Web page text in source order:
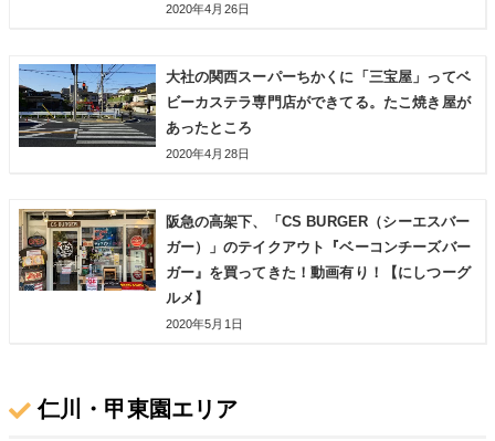
2020年4月26日
大社の関西スーパーちかくに「三宝屋」ってベ
ビーカステラ専門店ができてる。たこ焼き屋が
あったところ
2020年4月28日
阪急の高架下、「CS BURGER（シーエスバー
ガー）」のテイクアウト『ベーコンチーズバー
ガー』を買ってきた！動画有り！【にしつーグ
ルメ】
2020年5月1日
仁川・甲東園エリア